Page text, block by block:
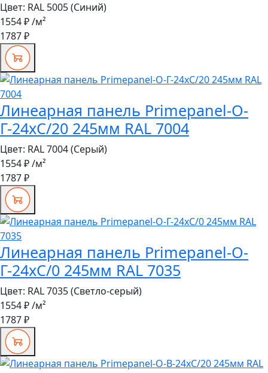
Цвет: RAL 5005 (Синий)
1554 ₽/м²
1787 ₽
Линеарная панель Primepanel-О-
Г-24хС/20 245мм RAL 7004
Цвет: RAL 7004 (Серый)
1554 ₽/м²
1787 ₽
Линеарная панель Primepanel-О-
Г-24хС/0 245мм RAL 7035
Цвет: RAL 7035 (Светло-серый)
1554 ₽/м²
1787 ₽